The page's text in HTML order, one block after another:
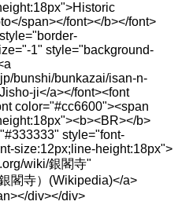
span></font></b></font>
1" style="background-
bunshi/bunkazai/isan-n-
ji</a></font><font
color="#cc6600"><span
b>
style="font-
size:12px;line-height:18px">
wiki/銀閣寺"
閣寺）(Wikipedia)</a>
div></div>